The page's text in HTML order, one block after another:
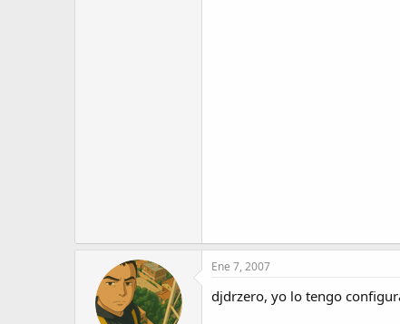
Ene 7, 2007
djdrzero, yo lo tengo